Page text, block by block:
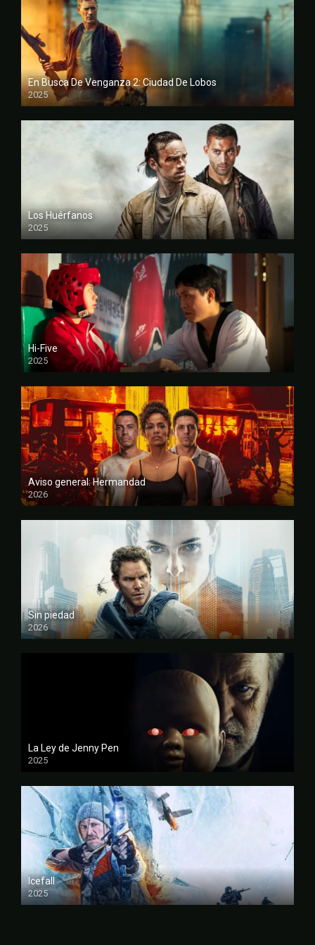
En Busca De Venganza 2: Ciudad De Lobos
2025
FULL HD
Los Huérfanos
2025
FULL HD
Hi-Five
2025
FULL HD
Aviso general: Hermandad
2026
FULL HD
Sin piedad
2026
FULL HD
La Ley de Jenny Pen
2025
FULL HD
Icefall
2025
FULL HD